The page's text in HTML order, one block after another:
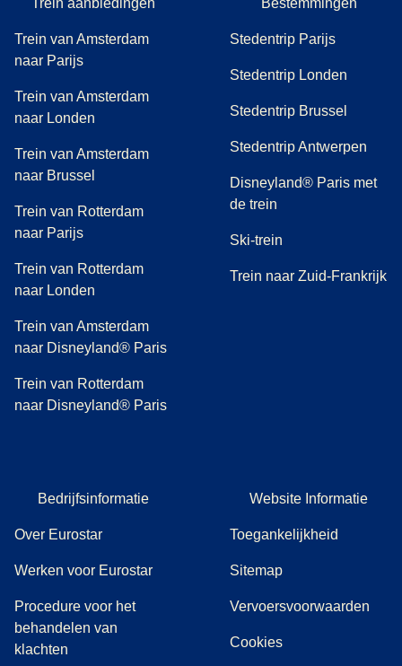
(exclusief het bedrag van het bod) kan gratis worden
omgewisseld tot één uur voor de geplande vertrektijd
waarop de eerste betaling werd gedaan, op voorwaarde
dat je het prijsverschil betaalt. Het ticket kan tot 7 dagen
voor vertrek worden terugbetaald tegen een betaling van €
25/£ 25/$ 40.
Trein van Amsterdam
naar Parijs
Trein van Amsterdam
naar Londen
Trein van Amsterdam
naar Brussel
Trein van Rotterdam
naar Parijs
Trein van Rotterdam
naar Londen
Trein van Amsterdam
naar Disneyland® Paris
Trein van Rotterdam
naar Disneyland® Paris
Stedentrip Parijs
Stedentrip Londen
Stedentrip Brussel
Stedentrip Antwerpen
Disneyland® Paris met
de trein
Ski-trein
Trein naar Zuid-Frankrijk
Bedrijfsinformatie
Over Eurostar
Werken voor Eurostar
Procedure voor het
behandelen van
klachten
Website Informatie
Toegankelijkheid
Sitemap
Vervoersvoorwaarden
Cookies